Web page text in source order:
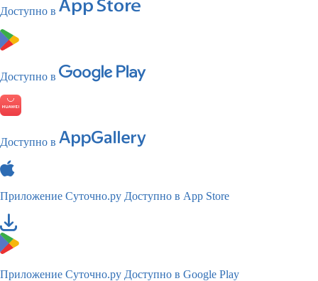
Доступно в
Доступно в
Доступно в
Приложение Суточно.ру Доступно в App Store
Приложение Суточно.ру Доступно в Google Play